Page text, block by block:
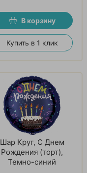
В корзину
Купить в 1 клик
Шар Круг, С Днем
Рождения (торт),
Темно-синий